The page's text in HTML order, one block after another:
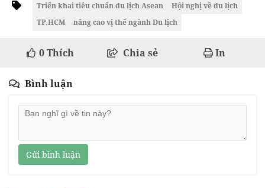
Triển khai tiêu chuẩn du lịch Asean
Hội nghị về du lịch
TP.HCM
nâng cao vị thế ngành Du lịch
0Thích Chia sẻ In
Bình luận
Gửi bình luận